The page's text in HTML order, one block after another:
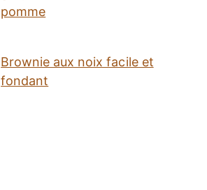
pomme
Brownie aux noix facile et
fondant